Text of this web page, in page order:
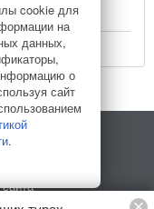
сайта
cookie для
на
данных,
о
сайт
.